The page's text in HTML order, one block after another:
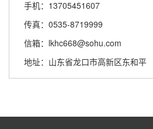
手机：13705451607
传真：0535-8719999
信箱：lkhc668@sohu.com
地址：山东省龙口市高新区东和平